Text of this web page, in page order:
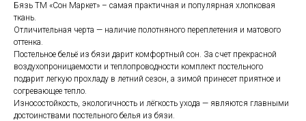
Бязь ТМ «Сон Маркет» – самая практичная и популярная хлопковая
ткань.
Отличительная черта — наличие полотняного переплетения и матового
оттенка.
Постельное бельё из бязи дарит комфортный сон. За счет прекрасной
воздухопроницаемости и теплопроводности комплект постельного
подарит легкую прохладу в летний сезон, а зимой принесет приятное и
согревающее тепло.
Износостойкость, экологичность и лёгкость ухода — являются главными
достоинствами постельного белья из бязи.